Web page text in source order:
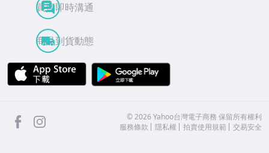
買賣即時溝通
商品到貨動態
APP Store
facebook ©2026 Yahoo台灣電子商務 保留所有權利
服務條款
隱私權 拍賣使用規範 交易安全